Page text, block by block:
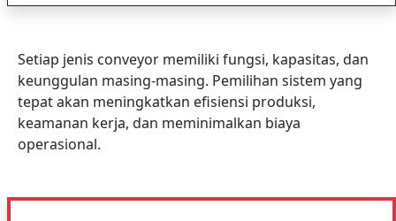
Setiap jenis conveyor memiliki fungsi, kapasitas, dan
keunggulan masing-masing. Pemilihan sistem yang
tepat akan meningkatkan efisiensi produksi,
keamanan kerja, dan meminimalkan biaya
operasional.